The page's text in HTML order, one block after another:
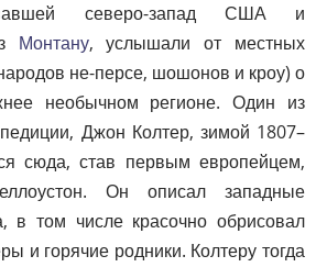
северо-запад США и
Монтану, услышали от местных
не-персе, шошонов и кроу) о
необычном регионе. Один из
Джон Колтер, зимой 1807–
сюда, став первым европейцем,
Он описал западные
в том числе красочно обрисовал
и горячие родники. Колтеру тогда